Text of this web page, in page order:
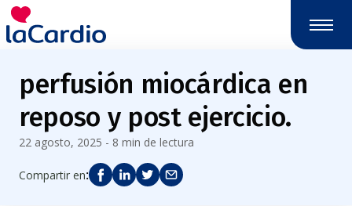
perfusión miocárdica en
reposo y post ejercicio.
22 agosto, 2025 - 8 min de lectura
Compartir en: